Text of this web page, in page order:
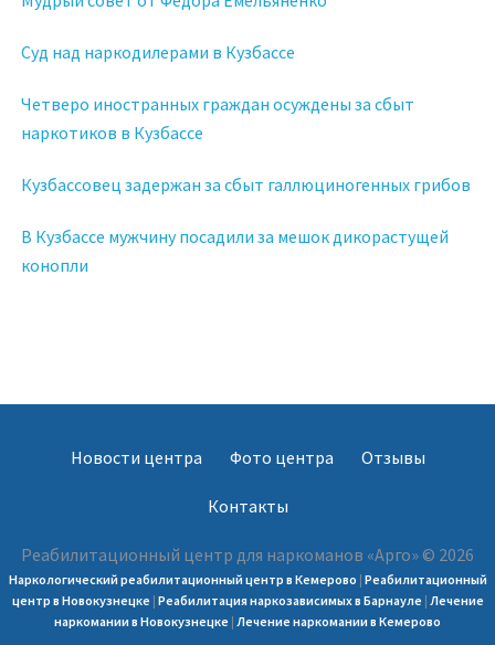
Суд над наркодилерами в Кузбассе
Четверо иностранных граждан осуждены за сбыт
наркотиков в Кузбассе
Кузбассовец задержан за сбыт галлюциногенных грибов
В Кузбассе мужчину посадили за мешок дикорастущей
конопли
Новости центра Фото центра Отзывы
Контакты
Реабилитационный центр для наркоманов «Арго» © 2026
Наркологический реабилитационный центр в Кемерово | Реабилитационный
центр в Новокузнецке | Реабилитация наркозависимых в Барнауле | Лечение
наркомании в Новокузнецке | Лечение наркомании в Кемерово